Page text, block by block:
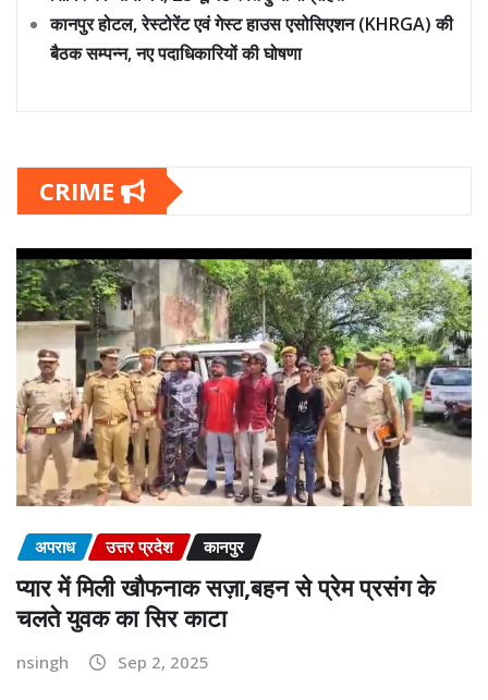
कानपुर होटल, रेस्टोरेंट एवं गेस्ट हाउस एसोसिएशन (KHRGA) की
बैठक सम्पन्न, नए पदाधिकारियों की घोषणा
CRIME
अपराध उत्तर प्रदेश कानपुर
प्यार में मिली खौफनाक सज़ा,बहन से प्रेम प्रसंग के
चलते युवक का सिर काटा
nsingh Sep 2, 2025